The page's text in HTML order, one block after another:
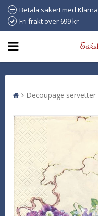
Betala säkert med Klarna
Fri frakt över 699 kr
Decoupage servetter